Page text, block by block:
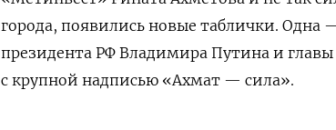
города, появились новые таблички. Одна
президента РФ Владимира Путина и
с крупной надписью «Ахмат — сила».